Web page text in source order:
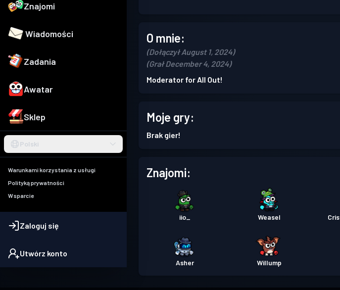
Znajomi
Wiadomości
Zadania
Awatar
Sklep
Polski
Warunkami korzystania z usługi
Polityką prywatności
Wsparcie
Zaloguj się
Utwórz konto
O mnie:
(Dołączył August 1, 2024)
(Grał December 4, 2024)
Moderator for All Out!
Moje gry:
Brak gier!
Znajomi:
iio_ Weasel
Asher Willump